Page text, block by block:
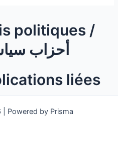
politiques /
أحزاب
liées
Powered by Prisma